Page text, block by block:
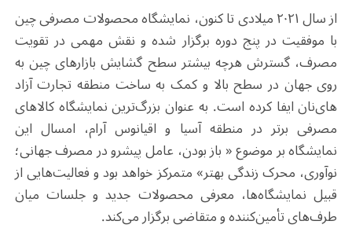
از سال ۲۰۲۱ میلادی تا کنون، نمایشگاه محصولات مصرفی چین
با موفقیت در پنج دوره برگزار شده و نقش مهمی در تقویت
مصرف، گسترش هرچه بیشتر سطح گشایش بازارهای چین به
روی جهان در سطح بالا و کمک به ساخت منطقه تجارت آزاد
های‌نان ایفا کرده است. به عنوان بزرگ‌ترین نمایشگاه کالاهای
مصرفی برتر در منطقه آسیا و اقیانوس آرام، امسال این
نمایشگاه بر موضوع « باز بودن، عامل پیشرو در مصرف جهانی؛
نوآوری، محرک زندگی بهتر» متمرکز خواهد بود و فعالیت‌هایی از
قبیل نمایشگاه‌ها، معرفی محصولات جدید و جلسات میان
طرف‌های تأمین‌کننده و متقاضی برگزار می‌کند.